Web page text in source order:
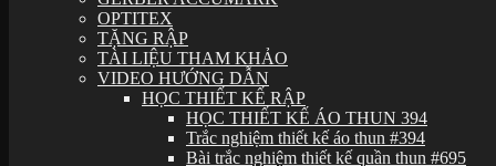
OPTITEX
TẶNG RẬP
TÀI LIỆU THAM KHẢO
VIDEO HƯỚNG DẪN
HỌC THIẾT KẾ RẬP
HỌC THIẾT KẾ ÁO THUN 394
Trắc nghiệm thiết kế áo thun #394
Bài trắc nghiệm thiết kế quần thun #695